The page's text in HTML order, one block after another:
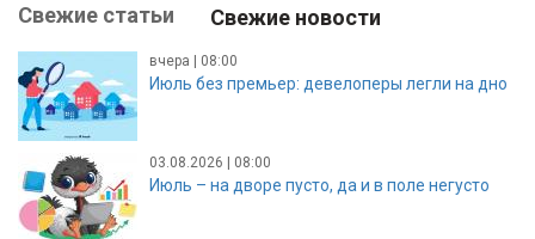
Свежие статьи Свежие новости
вчера | 08:00
Июль без премьер: девелоперы легли на дно
03.08.2026 | 08:00
Июль – на дворе пусто, да и в поле негусто